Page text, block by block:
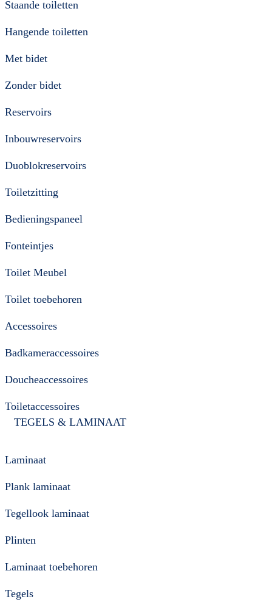
Staande toiletten
Hangende toiletten
Met bidet
Zonder bidet
Reservoirs
Inbouwreservoirs
Duoblokreservoirs
Toiletzitting
Bedieningspaneel
Fonteintjes
Toilet Meubel
Toilet toebehoren
Accessoires
Badkameraccessoires
Doucheaccessoires
Toiletaccessoires
TEGELS & LAMINAAT
Laminaat
Plank laminaat
Tegellook laminaat
Plinten
Laminaat toebehoren
Tegels